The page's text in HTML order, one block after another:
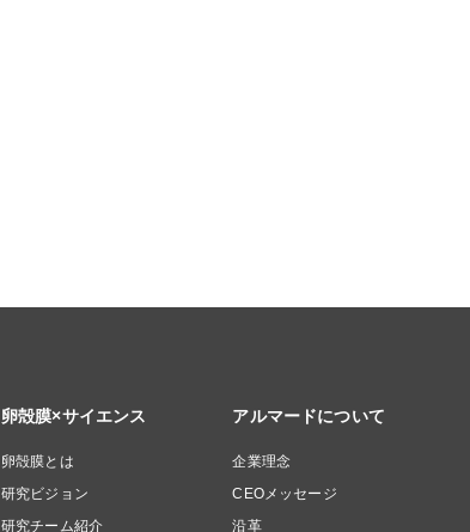
卵殻膜×サイエンス
卵殻膜とは
研究ビジョン
研究チーム紹介
アルマードについて
企業理念
CEOメッセージ
沿革